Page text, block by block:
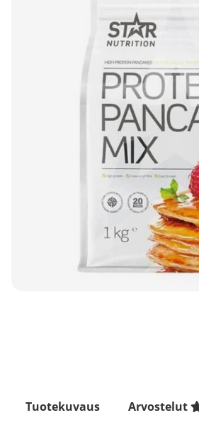
Tuotekuvaus Arvostelut